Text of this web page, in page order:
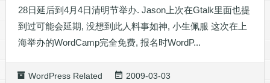
28日延后到4月4日清明节举办. Jason上次在Gtalk里面也提
到过可能会延期, 没想到此人料事如神, 小生佩服 这次在上
海举办的WordCamp完全免费, 报名时WordP...
WordPress Related 2009-03-03